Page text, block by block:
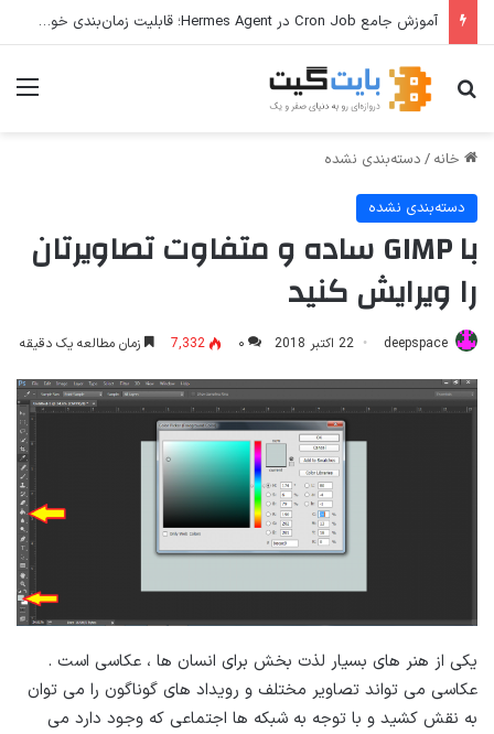
آموزش جامع Cron Job در Hermes Agent؛ قابلیت زمان‌بندی خودکار وظایف
جستجو برای
خانه / دسته‌بندی نشده
دسته‌بندی نشده
با GIMP ساده و متفاوت تصاویرتان
را ویرایش کنید
deepspace 22 اکتبر 2018 ۰ 7,332 زمان مطالعه یک دقیقه
یکی از هنر های بسیار لذت بخش برای انسان ها ، عکاسی است .
عکاسی می تواند تصاویر مختلف و رویداد های گوناگون را می توان
به نقش کشید و با توجه به شبکه ها اجتماعی که وجود دارد می